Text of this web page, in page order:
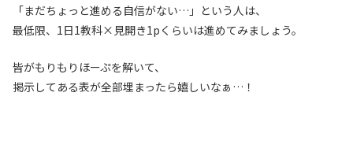
「まだちょっと進める自信がない…」という人は、
最低限、1日1教科×見開き1pくらいは進めてみましょう。
皆がもりもりほーぷを解いて、
掲示してある表が全部埋まったら嬉しいなぁ…！